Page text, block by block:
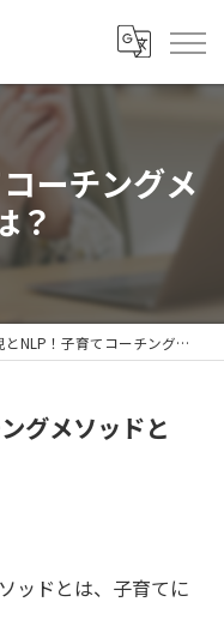
ーチングメ
？
NLP！子育てコーチングメソッドとは？
グメソッドと
ッドとは、子育てに